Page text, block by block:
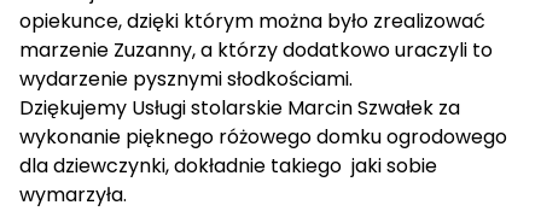
opiekunce, dzięki którym można było zrealizować
marzenie Zuzanny, a którzy dodatkowo uraczyli to
wydarzenie pysznymi słodkościami.
Dziękujemy Usługi stolarskie Marcin Szwałek za
wykonanie pięknego różowego domku ogrodowego
dla dziewczynki, dokładnie takiego jaki sobie
wymarzyła.